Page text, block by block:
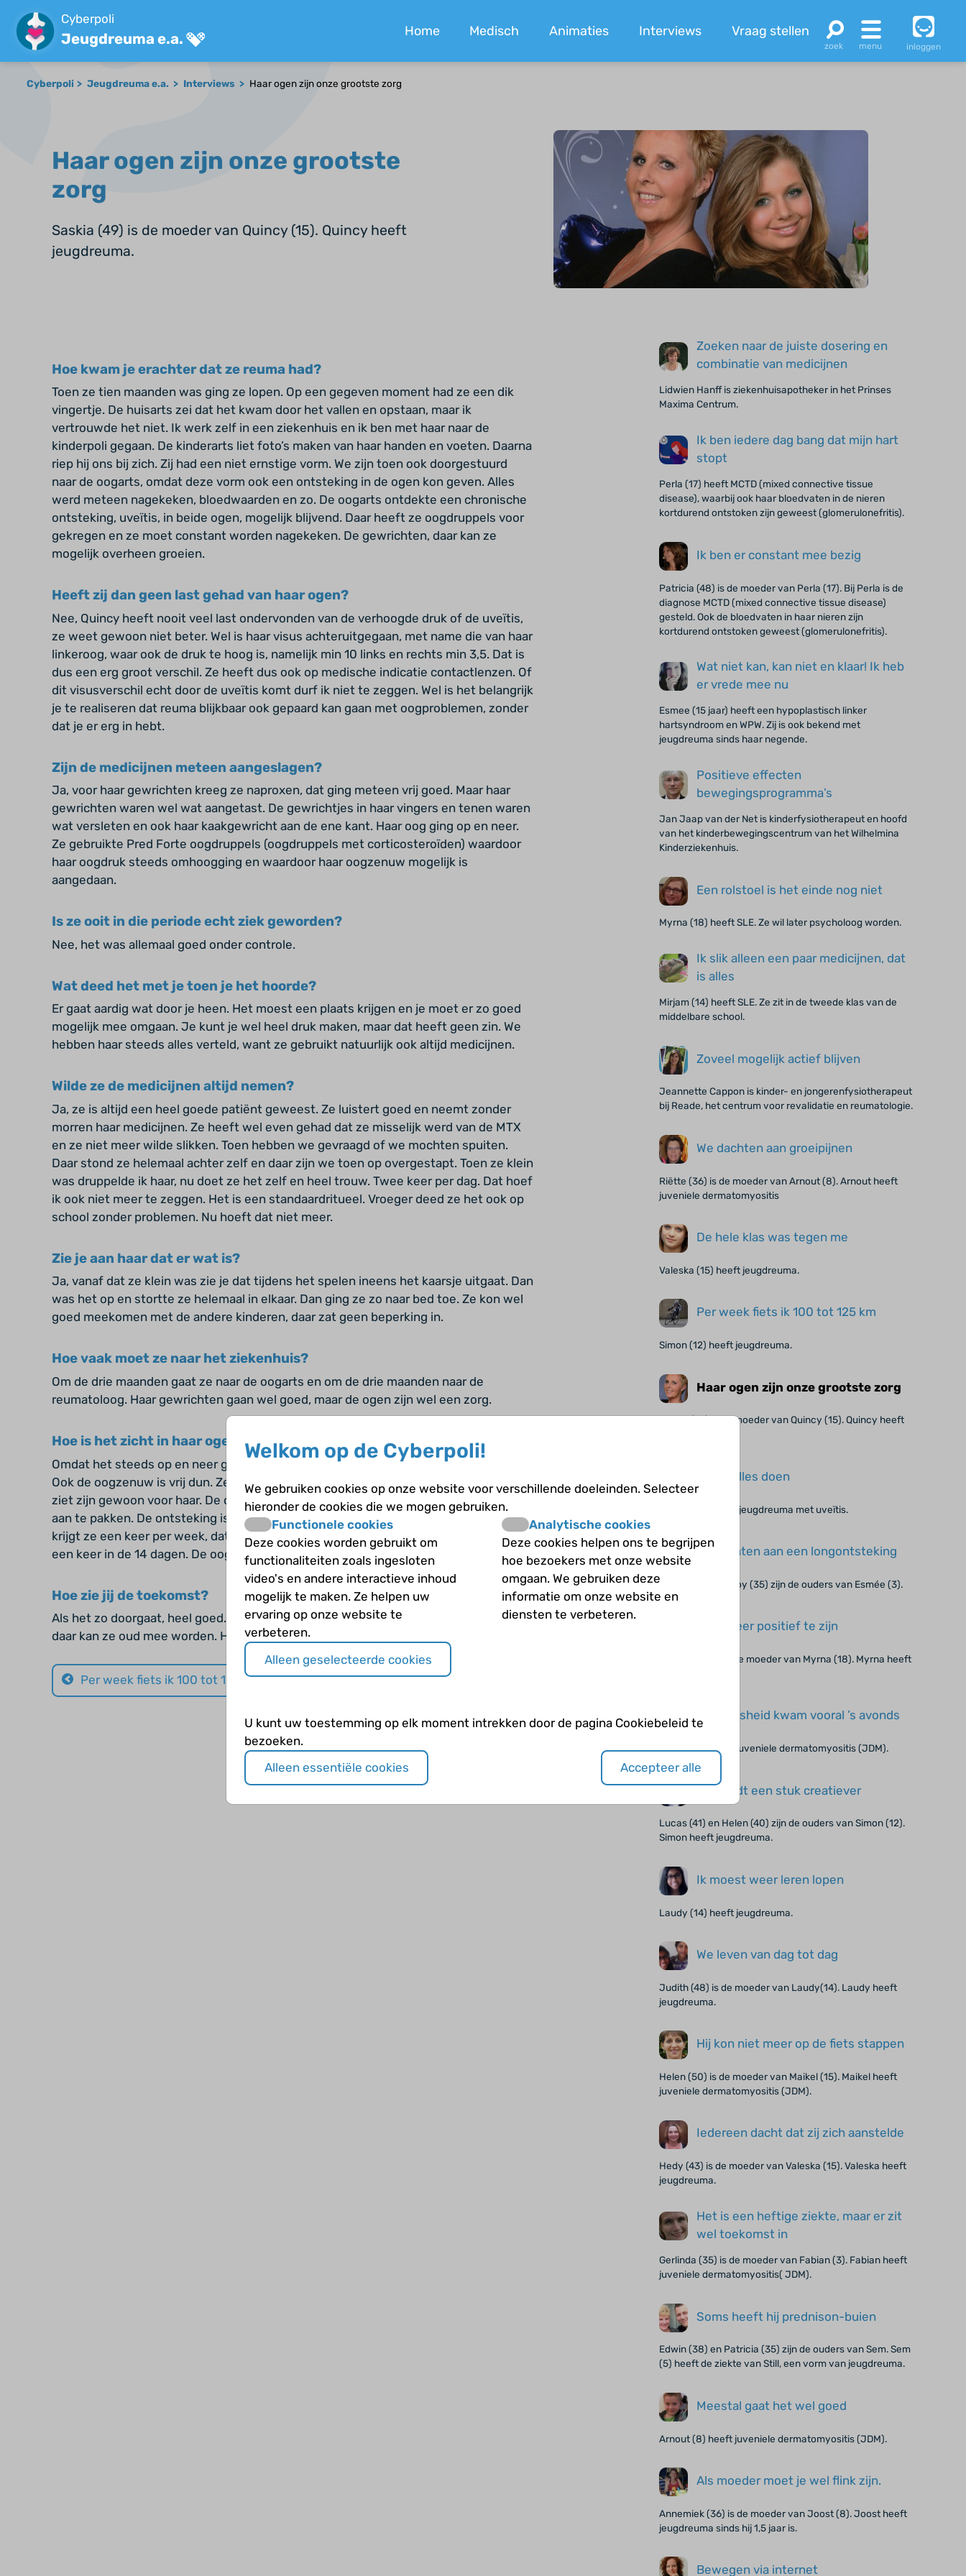
Cyberpoli
Jeugdreuma e.a. Home Medisch Animaties Interviews Vraag stellen
inloggen
Cyberpoli Jeugdreuma e.a. Interviews Haar ogen zijn onze grootste zorg
Haar ogen zijn onze grootste
zorg
Saskia (49) is de moeder van Quincy (15). Quincy heeft
jeugdreuma.
Hoe kwam je erachter dat ze reuma had?
Toen ze tien maanden was ging ze lopen. Op een gegeven moment had ze een dik
vingertje. De huisarts zei dat het kwam door het vallen en opstaan, maar ik
vertrouwde het niet. Ik werk zelf in een ziekenhuis en ik ben met haar naar de
kinderpoli gegaan. De kinderarts liet foto’s maken van haar handen en voeten. Daarna
riep hij ons bij zich. Zij had een niet ernstige vorm. We zijn toen ook doorgestuurd
naar de oogarts, omdat deze vorm ook een ontsteking in de ogen kon geven. Alles
werd meteen nagekeken, bloedwaarden en zo. De oogarts ontdekte een chronische
ontsteking, uveïtis, in beide ogen, mogelijk blijvend. Daar heeft ze oogdruppels voor
gekregen en ze moet constant worden nagekeken. De gewrichten, daar kan ze
mogelijk overheen groeien.
Heeft zij dan geen last gehad van haar ogen?
Nee, Quincy heeft nooit veel last ondervonden van de verhoogde druk of de uveïtis,
ze weet gewoon niet beter. Wel is haar visus achteruitgegaan, met name die van haar
linkeroog, waar ook de druk te hoog is, namelijk min 10 links en rechts min 3,5. Dat is
dus een erg groot verschil. Ze heeft dus ook op medische indicatie contactlenzen. Of
dit visusverschil echt door de uveïtis komt durf ik niet te zeggen. Wel is het belangrijk
je te realiseren dat reuma blijkbaar ook gepaard kan gaan met oogproblemen, zonder
dat je er erg in hebt.
Zijn de medicijnen meteen aangeslagen?
Ja, voor haar gewrichten kreeg ze naproxen, dat ging meteen vrij goed. Maar haar
gewrichten waren wel wat aangetast. De gewrichtjes in haar vingers en tenen waren
wat versleten en ook haar kaakgewricht aan de ene kant. Haar oog ging op en neer.
Ze gebruikte Pred Forte oogdruppels (oogdruppels met corticosteroïden) waardoor
haar oogdruk steeds omhoogging en waardoor haar oogzenuw mogelijk is
aangedaan.
Is ze ooit in die periode echt ziek geworden?
Nee, het was allemaal goed onder controle.
Wat deed het met je toen je het hoorde?
Er gaat aardig wat door je heen. Het moest een plaats krijgen en je moet er zo goed
mogelijk mee omgaan. Je kunt je wel heel druk maken, maar dat heeft geen zin. We
hebben haar steeds alles verteld, want ze gebruikt natuurlijk ook altijd medicijnen.
Wilde ze de medicijnen altijd nemen?
Ja, ze is altijd een heel goede patiënt geweest. Ze luistert goed en neemt zonder
morren haar medicijnen. Ze heeft wel even gehad dat ze misselijk werd van de MTX
en ze niet meer wilde slikken. Toen hebben we gevraagd of we mochten spuiten.
Daar stond ze helemaal achter zelf en daar zijn we toen op overgestapt. Toen ze klein
was druppelde ik haar, nu doet ze het zelf en heel trouw. Twee keer per dag. Dat hoef
ik ook niet meer te zeggen. Het is een standaardritueel. Vroeger deed ze het ook op
school zonder problemen. Nu hoeft dat niet meer.
Zie je aan haar dat er wat is?
Ja, vanaf dat ze klein was zie je dat tijdens het spelen ineens het kaarsje uitgaat. Dan
was het op en stortte ze helemaal in elkaar. Dan ging ze zo naar bed toe. Ze kon wel
goed meekomen met de andere kinderen, daar zat geen beperking in.
Hoe vaak moet ze naar het ziekenhuis?
Om de drie maanden gaat ze naar de oogarts en om de drie maanden naar de
reumatoloog. Haar gewrichten gaan wel goed, maar de ogen zijn wel een zorg.
Hoe is het zicht in haar ogen?
Omdat het steeds op en neer ging, heeft haar linkeroog wel wat schade opgelopen.
Ook de oogzenuw is vrij dun. Zelf heeft ze er vrij weinig hinder van. De vlekjes die ze
ziet zijn gewoon voor haar. De dokter heeft humira erbij voorgesteld om het grondig
aan te pakken. De ontsteking is nu rustig en daar zijn we wel heel blij mee. De MTX
krijgt ze een keer per week, dat prik ik zelf. Ik ben doktersassistente. De humira is
een keer in de 14 dagen. De oogdruppels doet ze zelf.
Hoe zie jij de toekomst?
Als het zo doorgaat, heel goed. Ze zal levenslang medicijnen moeten gebruiken, maar
daar kan ze oud mee worden. Hier is goed mee te leven.
Per week fiets ik 100 tot 125 km Ik kan alles doen
Zoeken naar de juiste dosering en
combinatie van medicijnen
Lidwien Hanff is ziekenhuisapotheker in het Prinses
Maxima Centrum.
Ik ben iedere dag bang dat mijn hart
stopt
Perla (17) heeft MCTD (mixed connective tissue
disease), waarbij ook haar bloedvaten in de nieren
kortdurend ontstoken zijn geweest (glomerulonefritis).
Ik ben er constant mee bezig
Patricia (48) is de moeder van Perla (17). Bij Perla is de
diagnose MCTD (mixed connective tissue disease)
gesteld. Ook de bloedvaten in haar nieren zijn
kortdurend ontstoken geweest (glomerulonefritis).
Wat niet kan, kan niet en klaar! Ik heb
er vrede mee nu
Esmee (15 jaar) heeft een hypoplastisch linker
hartsyndroom en WPW. Zij is ook bekend met
jeugdreuma sinds haar negende.
Positieve effecten
bewegingsprogramma’s
Jan Jaap van der Net is kinderfysiotherapeut en hoofd
van het kinderbewegingscentrum van het Wilhelmina
Kinderziekenhuis.
Een rolstoel is het einde nog niet
Myrna (18) heeft SLE. Ze wil later psycholoog worden.
Ik slik alleen een paar medicijnen, dat
is alles
Mirjam (14) heeft SLE. Ze zit in de tweede klas van de
middelbare school.
Zoveel mogelijk actief blijven
Jeannette Cappon is kinder- en jongerenfysiotherapeut
bij Reade, het centrum voor revalidatie en reumatologie.
We dachten aan groeipijnen
Riëtte (36) is de moeder van Arnout (8). Arnout heeft
juveniele dermatomyositis
De hele klas was tegen me
Valeska (15) heeft jeugdreuma.
Per week fiets ik 100 tot 125 km
Simon (12) heeft jeugdreuma.
Haar ogen zijn onze grootste zorg
Saskia (49) is de moeder van Quincy (15). Quincy heeft
Ik kan alles doen
Quincy (15) heeft jeugdreuma met uveïtis.
Ze dachten aan een longontsteking
Melanie (31) en Roy (35) zijn de ouders van Esmée (3).
Ik probeer positief te zijn
Margaret (45) is de moeder van Myrna (18). Myrna heeft
Die boosheid kwam vooral ’s avonds
Maikel (15) heeft juveniele dermatomyositis (JDM).
Je wordt een stuk creatiever
Lucas (41) en Helen (40) zijn de ouders van Simon (12).
Simon heeft jeugdreuma.
Ik moest weer leren lopen
Laudy (14) heeft jeugdreuma.
We leven van dag tot dag
Judith (48) is de moeder van Laudy(14). Laudy heeft
jeugdreuma.
Hij kon niet meer op de fiets stappen
Helen (50) is de moeder van Maikel (15). Maikel heeft
juveniele dermatomyositis (JDM).
Iedereen dacht dat zij zich aanstelde
Hedy (43) is de moeder van Valeska (15). Valeska heeft
jeugdreuma.
Het is een heftige ziekte, maar er zit
wel toekomst in
Gerlinda (35) is de moeder van Fabian (3). Fabian heeft
juveniele dermatomyositis( JDM).
Soms heeft hij prednison-buien
Edwin (38) en Patricia (35) zijn de ouders van Sem. Sem
(5) heeft de ziekte van Still, een vorm van jeugdreuma.
Meestal gaat het wel goed
Arnout (8) heeft juveniele dermatomyositis (JDM).
Als moeder moet je wel flink zijn.
Annemiek (36) is de moeder van Joost (8). Joost heeft
jeugdreuma sinds hij 1,5 jaar is.
Bewegen via internet
Welkom op de Cyberpoli!
We gebruiken cookies op onze website voor verschillende doeleinden. Selecteer
hieronder de cookies die we mogen gebruiken.
Functionele cookies
Deze cookies worden gebruikt om
functionaliteiten zoals ingesloten
video's en andere interactieve inhoud
mogelijk te maken. Ze helpen uw
ervaring op onze website te
verbeteren.
Analytische cookies
Deze cookies helpen ons te begrijpen
hoe bezoekers met onze website
omgaan. We gebruiken deze
informatie om onze website en
diensten te verbeteren.
Alleen geselecteerde cookies
U kunt uw toestemming op elk moment intrekken door de pagina Cookiebeleid te
bezoeken.
Alleen essentiële cookies
Accepteer alle